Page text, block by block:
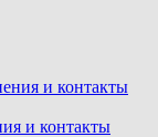
и контакты